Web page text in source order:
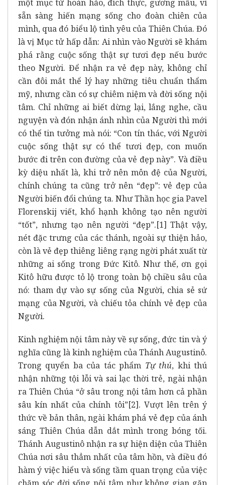
một mục tử hoàn hảo, đích thực, gương mẫu, vì
sẵn sàng hiến mạng sống cho đoàn chiên của
mình, qua đó biểu lộ tình yêu của Thiên Chúa. Đó
là vị Mục tử hấp dẫn: Ai nhìn vào Người sẽ khám
phá rằng cuộc sống thật sự tươi đẹp nếu bước
theo Người. Để nhận ra vẻ đẹp này, không chỉ
cần đôi mắt thể lý hay những tiêu chuẩn thẩm
mỹ, nhưng cần có sự chiêm niệm và đời sống nội
tâm. Chỉ những ai biết dừng lại, lắng nghe, cầu
nguyện và đón nhận ánh nhìn của Người thì mới
có thể tin tưởng mà nói: “Con tín thác, với Người
cuộc sống thật sự có thể tươi đẹp, con muốn
bước đi trên con đường của vẻ đẹp này”. Và điều
kỳ diệu nhất là, khi trở nên môn đệ của Người,
chính chúng ta cũng trở nên “đẹp”: vẻ đẹp của
Người biến đổi chúng ta. Như Thần học gia Pavel
Florenskij viết, khổ hạnh không tạo nên người
“tốt”, nhưng tạo nên người “đẹp”.[1] Thật vậy,
nét đặc trưng của các thánh, ngoài sự thiện hảo,
còn là vẻ đẹp thiêng liêng rạng ngời phát xuất từ
những ai sống trong Đức Kitô. Như thế, ơn gọi
Kitô hữu được tỏ lộ trong toàn bộ chiều sâu của
nó: tham dự vào sự sống của Người, chia sẻ sứ
mạng của Người, và chiếu tỏa chính vẻ đẹp của
Người.
Kinh nghiệm nội tâm này về sự sống, đức tin và ý
nghĩa cũng là kinh nghiệm của Thánh Augustinô.
Trong quyển ba của tác phẩm Tự thú, khi thú
nhận những tội lỗi và sai lạc thời trẻ, ngài nhận
ra Thiên Chúa “ở sâu trong nội tâm hơn cả phần
sâu kín nhất của chính tôi”[2]. Vượt lên trên ý
thức về bản thân, ngài khám phá vẻ đẹp của ánh
sáng Thiên Chúa dẫn dắt mình trong bóng tối.
Thánh Augustinô nhận ra sự hiện diện của Thiên
Chúa nơi sâu thẳm nhất của tâm hồn, và điều đó
hàm ý việc hiểu và sống tầm quan trọng của việc